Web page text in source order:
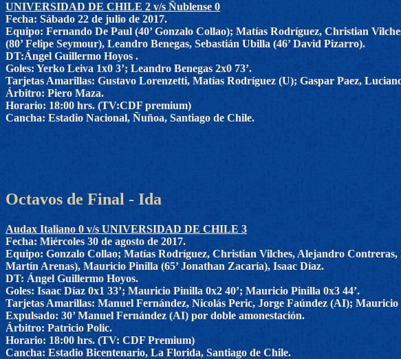
UNIVERSIDAD DE CHILE 2 v/s Ñublense 0
Fecha: Sábado 22 de julio de 2017.
Equipo: Fernando De Paul (40’ Gonzalo Collao); Matías Rodríguez, Christian
(80’ Felipe Seymour), Leandro Benegas, Sebastián Ubilla (46’ David Pizarro).
DT:Ángel Guillermo Hoyos .
Goles: Yerko Leiva 1x0 3’; Leandro Benegas 2x0 73’.
Tarjetas Amarillas: Gustavo Lorenzetti, Matías Rodríguez (U); Gaspar Paez,
Árbitro: Piero Maza.
Horario: 18:00 hrs. (TV:CDF premium)
Cancha: Estadio Nacional, Ñuñoa, Santiago de Chile.
Octavos de Final - Ida
Audax Italiano 0 v/s UNIVERSIDAD DE CHILE 3
Fecha: Miércoles 30 de agosto de 2017.
Equipo: Gonzalo Collao; Matías Rodríguez, Christian Vilches, Alejandro
Martín Arenas), Mauricio Pinilla (65’ Jonathan Zacaría), Isaac Díaz.
DT: Ángel Guillermo Hoyos.
Goles: Isaac Díaz 0x1 33’; Mauricio Pinilla 0x2 40’; Mauricio Pinilla 0x3 44’.
Tarjetas Amarillas: Manuel Fernández, Nicolás Peric, Jorge Faúndez (AI);
Expulsado: 30’ Manuel Fernández (AI) por doble amonestación.
Árbitro: Patricio Polic.
Horario: 18:00 hrs. (TV: CDF Premium)
Cancha: Estadio Bicentenario, La Florida, Santiago de Chile.